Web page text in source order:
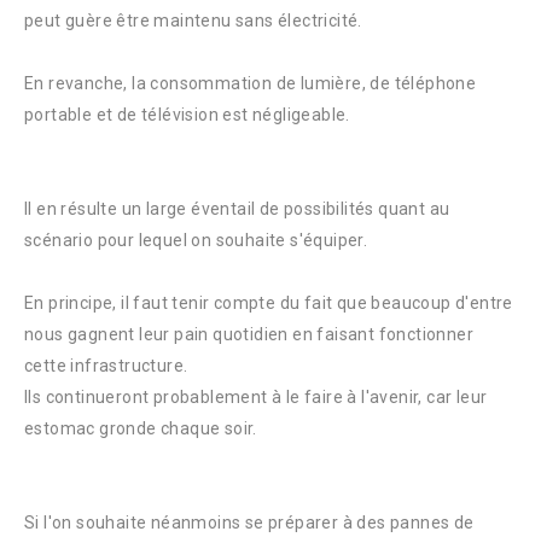
peut guère être maintenu sans électricité.
En revanche, la consommation de lumière, de téléphone
portable et de télévision est négligeable.
Il en résulte un large éventail de possibilités quant au
scénario pour lequel on souhaite s'équiper.
En principe, il faut tenir compte du fait que beaucoup d'entre
nous gagnent leur pain quotidien en faisant fonctionner
cette infrastructure.
Ils continueront probablement à le faire à l'avenir, car leur
estomac gronde chaque soir.
Si l'on souhaite néanmoins se préparer à des pannes de